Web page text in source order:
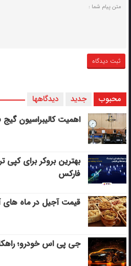
محبوب جدید دیدگاهها
اهمیت کالیبراسیون گیج
بهترین بروکر برای کپی‌
فارکس
قیمت آجیل در ماه های
جی پی اس خودرو؛